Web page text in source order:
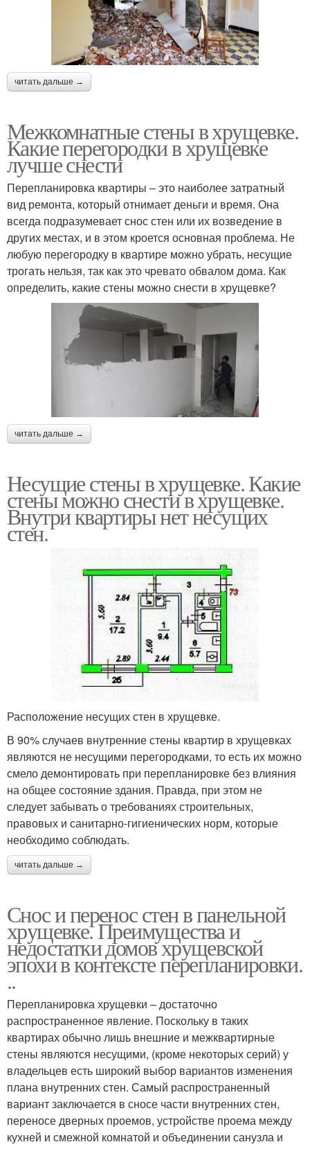
читать дальше →
Межкомнатные стены в хрущевке.
Какие перегородки в хрущевке
лучше снести
Перепланировка квартиры – это наиболее затратный
вид ремонта, который отнимает деньги и время. Она
всегда подразумевает снос стен или их возведение в
других местах, и в этом кроется основная проблема. Не
любую перегородку в квартире можно убрать, несущие
трогать нельзя, так как это чревато обвалом дома. Как
определить, какие стены можно снести в хрущевке?
читать дальше →
Несущие стены в хрущевке. Какие
стены можно снести в хрущевке.
Внутри квартиры нет несущих
стен.
Расположение несущих стен в хрущевке.
В 90% случаев внутренние стены квартир в хрущевках
являются не несущими перегородками, то есть их можно
смело демонтировать при перепланировке без влияния
на общее состояние здания. Правда, при этом не
следует забывать о требованиях строительных,
правовых и санитарно-гигиенических норм, которые
необходимо соблюдать.
читать дальше →
Снос и перенос стен в панельной
хрущевке. Преимущества и
недостатки домов хрущевской
эпохи в контексте перепланировки.
..
Перепланировка хрущевки – достаточно
распространенное явление. Поскольку в таких
квартирах обычно лишь внешние и межквартирные
стены являются несущими, (кроме некоторых серий) у
владельцев есть широкий выбор вариантов изменения
плана внутренних стен. Самый распространенный
вариант заключается в сносе части внутренних стен,
переносе дверных проемов, устройстве проема между
кухней и смежной комнатой и объединении санузла и